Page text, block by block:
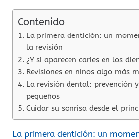
Contenido
La primera dentición: un
la revisión
¿Y si aparecen caries en los
Revisiones en niños algo más
La revisión dental: prevención
pequeños
Cuidar su sonrisa desde el
La primera dentición: un